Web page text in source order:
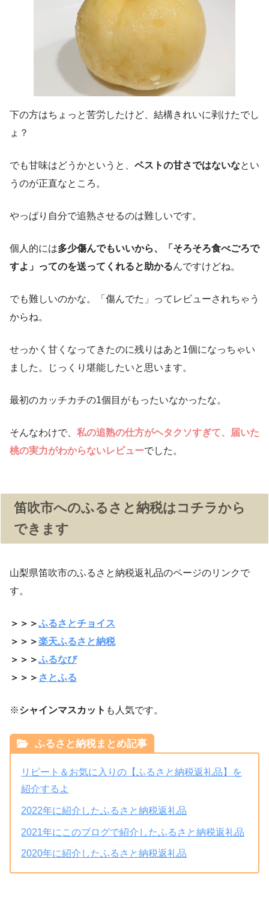
下の方はちょっと苦労したけど、結構きれいに剥けたでし
ょ？
でも甘味はどうかというと、 ベストの甘さではないなとい
うのが正直なところ。
やっぱり自分で追熟させるのは難しいです。
個人的には多少傷んでもいいから、「そろそろ食べごろで
すよ」ってのを送ってくれると助かるんですけどね。
でも難しいのかな。「傷んでた」ってレビューされちゃう
からね。
せっかく甘くなってきたのに残りはあと1個になっちゃい
ました。じっくり堪能したいと思います。
最初のカッチカチの1個目がもったいなかったな。
そんなわけで、 私の追熟の仕方がヘタクソすぎて、届いた
桃の実力がわからないレビューでした。
笛吹市へのふるさと納税はコチラから
できます
山梨県笛吹市のふるさと納税返礼品のページのリンクで
す。
＞＞＞ふるさとチョイス
＞＞＞楽天ふるさと納税
＞＞＞ふるなび
＞＞＞ さとふる
※シャインマスカット も人気です。
ふるさと納税まとめ記事
リピート＆お気に入りの【ふるさと納税返礼品】を
紹介するよ
2022年に紹介したふるさと納税返礼品
2021年にこのブログで紹介したふるさと納税返礼品
2020年に紹介したふるさと納税返礼品